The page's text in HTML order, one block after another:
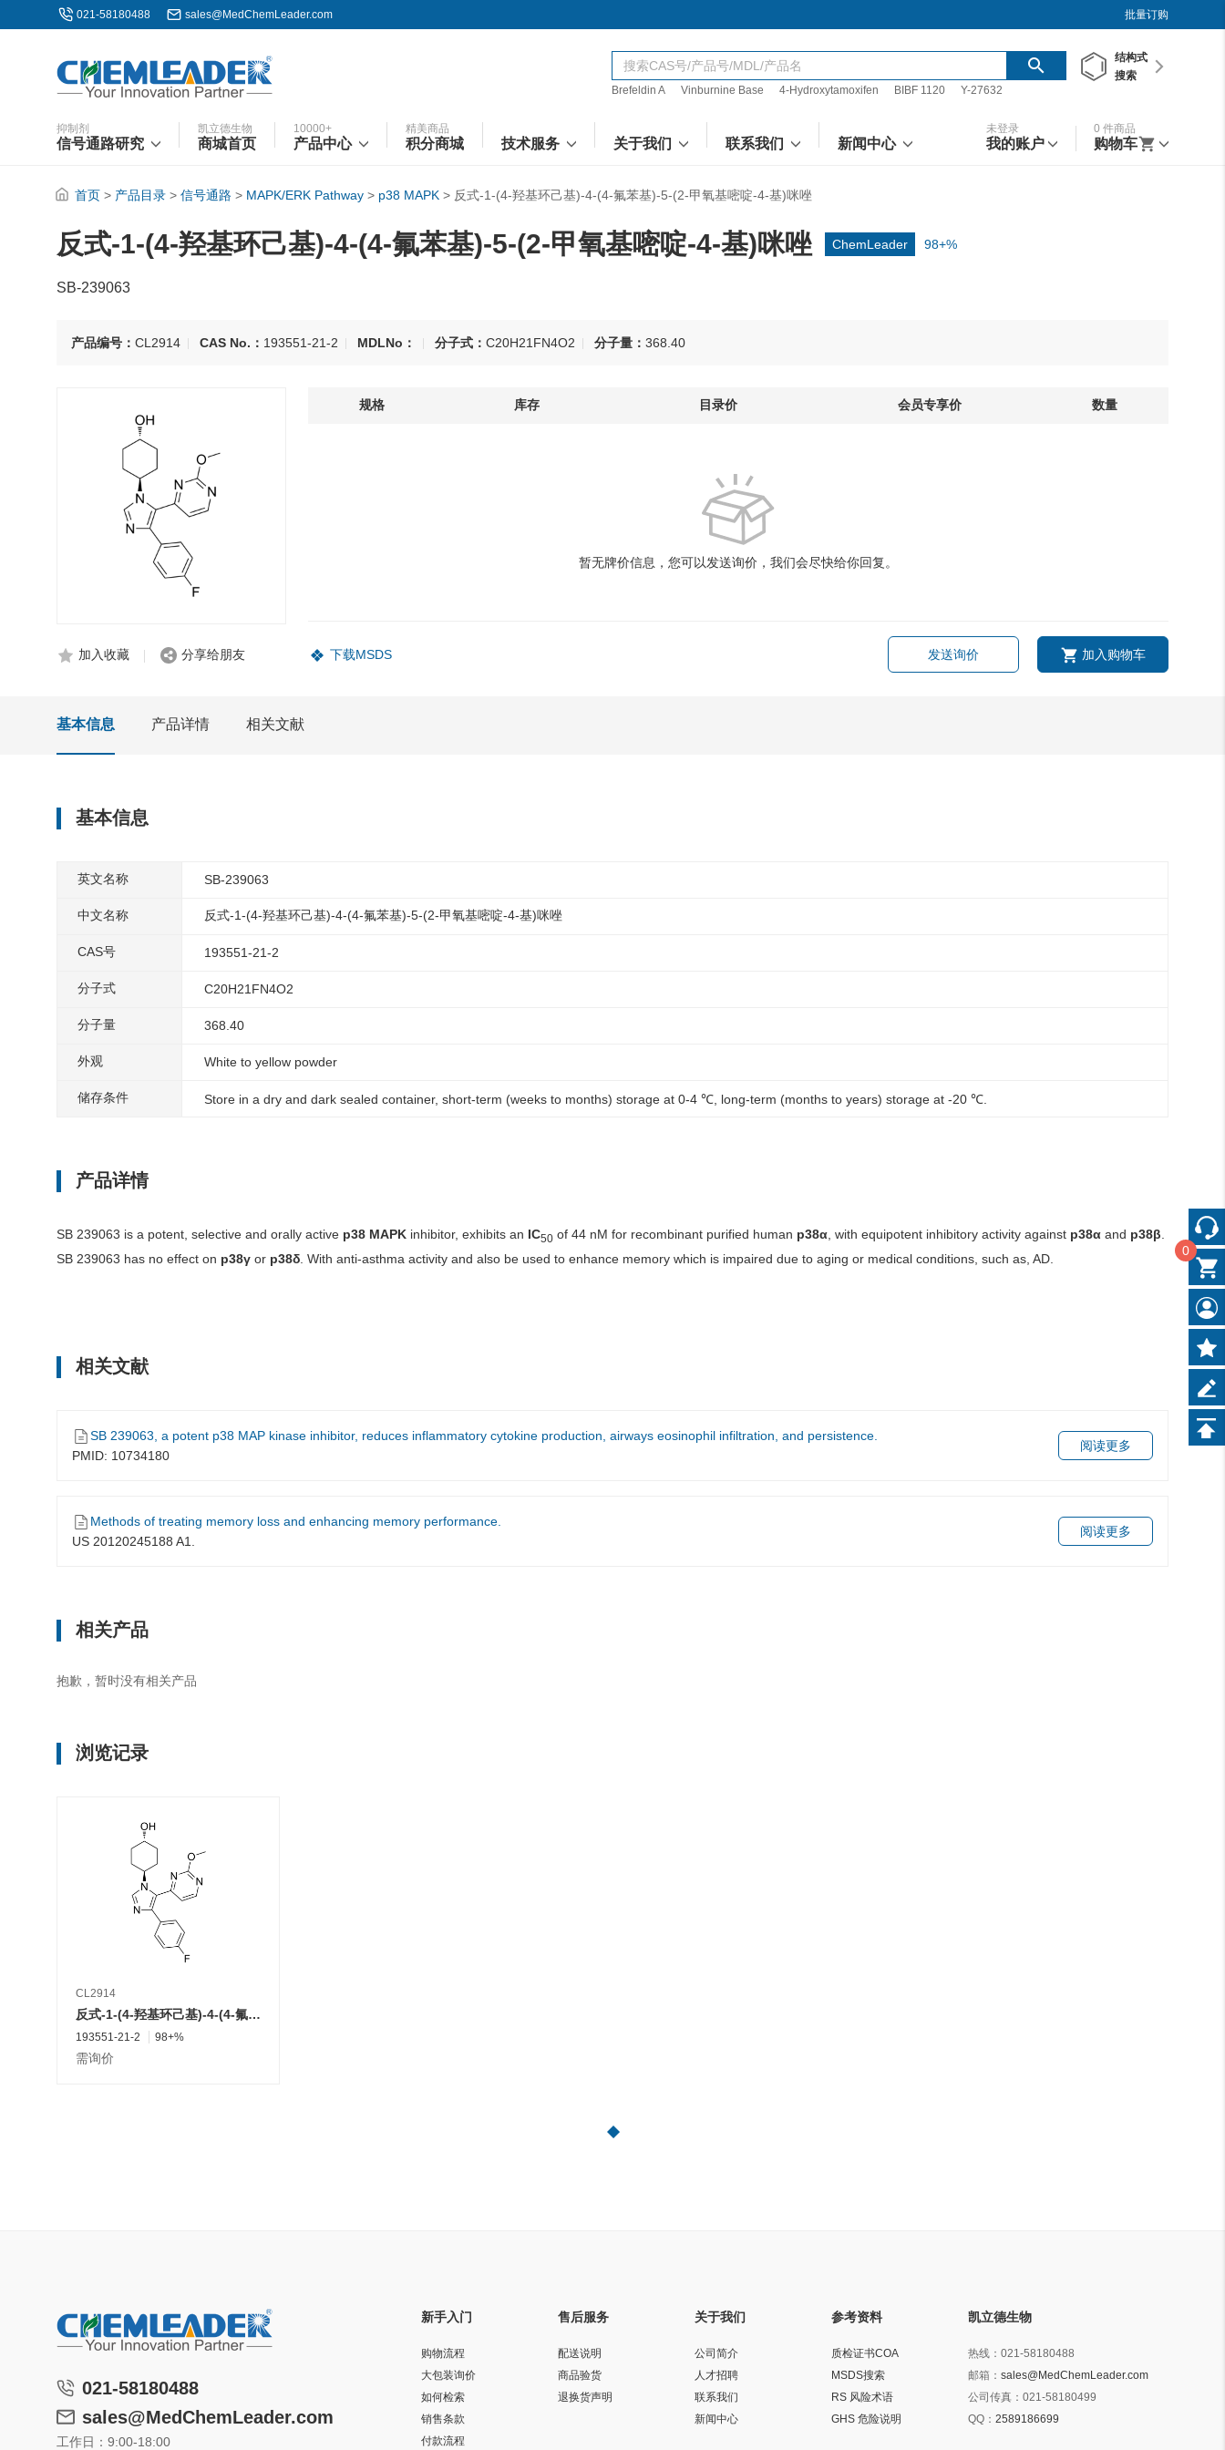
021-58180488 sales@MedChemLeader.com 批量订购
结构式
搜索
Brefeldin A
Vinburnine Base 4-Hydroxytamoxifen BIBF 1120 Y-27632
抑制剂
信号通路研究
凯立德生物
商城首页
10000+
产品中心
精美商品
积分商城 技术服务 关于我们 联系我们 新闻中心
未登录
我的账户
0 件商品
购物车
首页 > 产品目录 > 信号通路 > MAPK/ERK Pathway > p38 MAPK > 反式-1-(4-羟基环己基)-4-(4-氟苯基)-5-(2-甲氧基嘧啶-4-基)咪唑
反式-1-(4-羟基环己基)-4-(4-氟苯基)-5-(2-甲氧基嘧啶-4-基)咪唑 ChemLeader 98+%
SB-239063
产品编号： CL2914 CAS No.： 193551-21-2 MDLNo： 分子式： C20H21FN4O2 分子量： 368.40
加入收藏 分享给朋友
规格 库存 目录价 会员专享价 数量
暂无牌价信息，您可以发送询价，我们会尽快给你回复。
下载MSDS 发送询价 加入购物车
基本信息 产品详情 相关文献
基本信息
英文名称 SB-239063
中文名称 反式-1-(4-羟基环己基)-4-(4-氟苯基)-5-(2-甲氧基嘧啶-4-基)咪唑
CAS号 193551-21-2
分子式 C20H21FN4O2
分子量 368.40
外观 White to yellow powder
储存条件 Store in a dry and dark sealed container, short-term (weeks to months) storage at 0-4 ℃, long-term (months to years) storage at -20 ℃.
产品详情
SB 239063 is a potent, selective and orally active p38 MAPK inhibitor, exhibits an IC50 of 44 nM for recombinant purified human p38α, with equipotent inhibitory activity against p38α and p38β.
SB 239063 has no effect on p38γ or p38δ . With anti-asthma activity and also be used to enhance memory which is impaired due to aging or medical conditions, such as, AD.
相关文献
SB 239063, a potent p38 MAP kinase inhibitor, reduces inflammatory cytokine production, airways eosinophil infiltration, and persistence.
PMID: 10734180
阅读更多
Methods of treating memory loss and enhancing memory performance.
US 20120245188 A1.
阅读更多
相关产品
抱歉，暂时没有相关产品
浏览记录
CL2914
反式-1-(4-羟基环己基)-4-(4-氟苯基)-5-(2-甲氧基嘧啶-4-基)咪唑
193551-21-2 98+%
需询价
021-58180488
sales@MedChemLeader.com
工作日：9:00-18:00
凯立德生物
热线： 021-58180488
邮箱： sales@MedChemLeader.com
公司传真： 021-58180499
QQ： 2589186699
新手入门
购物流程
大包装询价
如何检索
销售条款
付款流程
售后服务
配送说明
商品验货
退换货声明
关于我们
公司简介
人才招聘
联系我们
新闻中心
参考资料
质检证书COA
MSDS搜索
RS 风险术语
GHS 危险说明
0